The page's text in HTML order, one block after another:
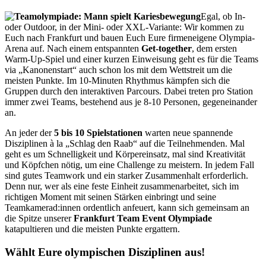
Egal, ob In-
oder Outdoor, in der Mini- oder XXL-Variante: Wir kommen zu
Euch nach Frankfurt und bauen Euch Eure firmeneigene Olympia-
Arena auf. Nach einem entspannten Get-together, dem ersten
Warm-Up-Spiel und einer kurzen Einweisung geht es für die Teams
via „Kanonenstart“ auch schon los mit dem Wettstreit um die
meisten Punkte. Im 10-Minuten Rhythmus kämpfen sich die
Gruppen durch den interaktiven Parcours. Dabei treten pro Station
immer zwei Teams, bestehend aus je 8-10 Personen, gegeneinander
an.
An jeder der5 bis 10 Spielstationen warten neue spannende
Disziplinen à la „Schlag den Raab“ auf die Teilnehmenden. Mal
geht es um Schnelligkeit und Körpereinsatz, mal sind Kreativität
und Köpfchen nötig, um eine Challenge zu meistern. In jedem Fall
sind gutes Teamwork und ein starker Zusammenhalt erforderlich.
Denn nur, wer als eine feste Einheit zusammenarbeitet, sich im
richtigen Moment mit seinen Stärken einbringt und seine
Teamkamerad:innen ordentlich anfeuert, kann sich gemeinsam an
die Spitze unsererFrankfurt Team Event Olympiade
katapultieren und die meisten Punkte ergattern.
Wählt Eure olympischen Disziplinen aus!